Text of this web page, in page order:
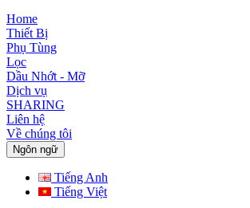
Home
Thiết Bị
Phụ Tùng
Lọc
Dầu Nhớt - Mỡ
Dịch vụ
SHARING
Liên hệ
Về chúng tôi
Ngôn ngữ
Tiếng Anh
Tiếng Việt